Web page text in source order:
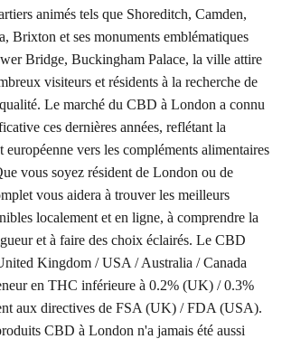
animés tels que Shoreditch, Camden,
Brixton et ses monuments emblématiques
Bridge, Buckingham Palace, la ville attire
visiteurs et résidents à la recherche de
Le marché du CBD à London a connu
ces dernières années, reflétant la
européenne vers les compléments alimentaires
vous soyez résident de London ou de
vous aidera à trouver les meilleurs
localement et en ligne, à comprendre la
et à faire des choix éclairés. Le CBD
Kingdom / USA / Australia / Canada
en THC inférieure à 0.2% (UK) / 0.3%
aux directives de FSA (UK) / FDA (USA).
CBD à London n'a jamais été aussi